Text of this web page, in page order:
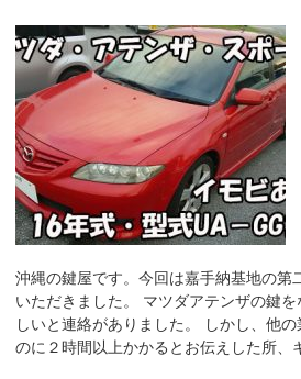
沖縄の鍵屋です。今回は嘉手納基地の第
いただきました。 マツダアテンザの鍵
しいと連絡がありました。 しかし、他
のに２時間以上かかるとお伝えした所、